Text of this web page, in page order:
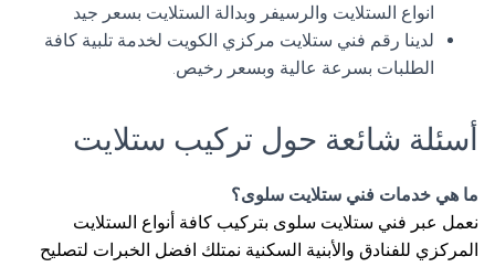
انواع الستلايت والرسيفر وبدالة الستلايت بسعر جيد
لدينا رقم فني ستلايت مركزي الكويت لخدمة تلبية كافة
الطلبات بسرعة عالية وبسعر رخيص.
أسئلة شائعة حول تركيب ستلايت
ما هي خدمات فني ستلايت سلوى؟
نعمل عبر فني ستلايت سلوى بتركيب كافة أنواع الستلايت
المركزي للفنادق والأبنية السكنية نمتلك افضل الخبرات لتصليح